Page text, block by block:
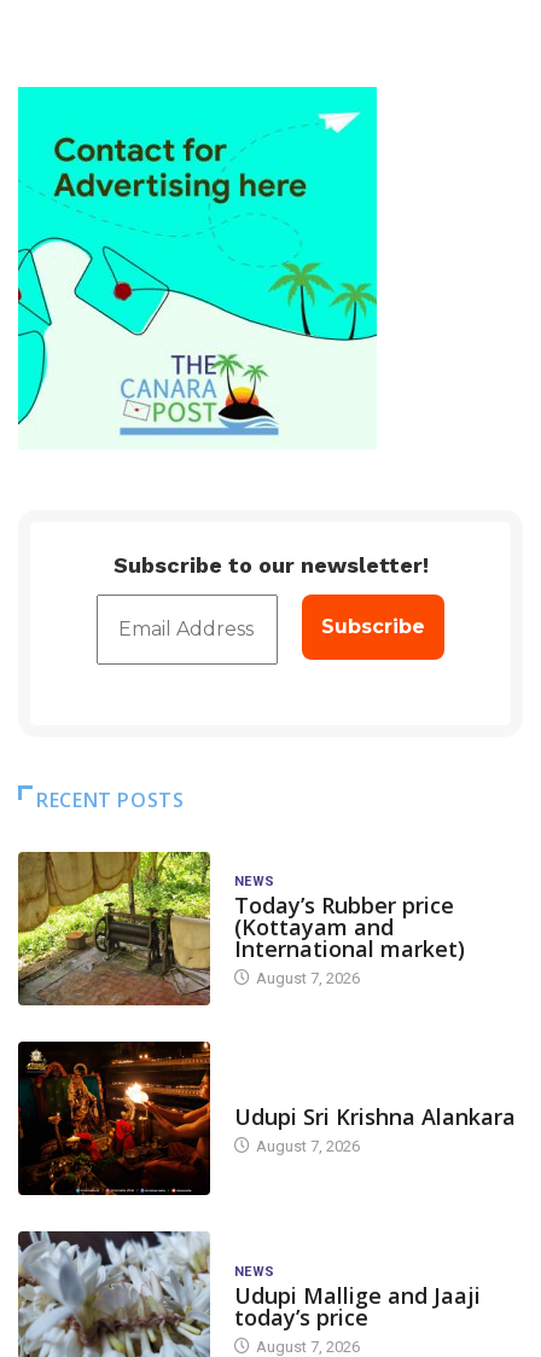
Subscribe to our newsletter!
RECENT POSTS
NEWS
Today’s Rubber price
(Kottayam and
International market)
August 7, 2026
Udupi Sri Krishna Alankara
August 7, 2026
NEWS
Udupi Mallige and Jaaji
today’s price
August 7, 2026